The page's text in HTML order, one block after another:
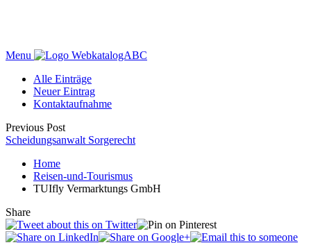
Menu
WebkatalogABC
Alle Einträge
Neuer Eintrag
Kontaktaufnahme
Previous Post
Scheidungsanwalt Sorgerecht
Home
Reisen-und-Tourismus
TUIfly Vermarktungs GmbH
Share